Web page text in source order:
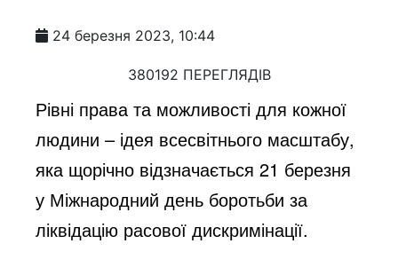
24 березня 2023, 10:44
380192 ПЕРЕГЛЯДІВ
Рівні права та можливості для кожної
людини – ідея всесвітнього масштабу,
яка щорічно відзначається 21 березня
у Міжнародний день боротьби за
ліквідацію расової дискримінації.